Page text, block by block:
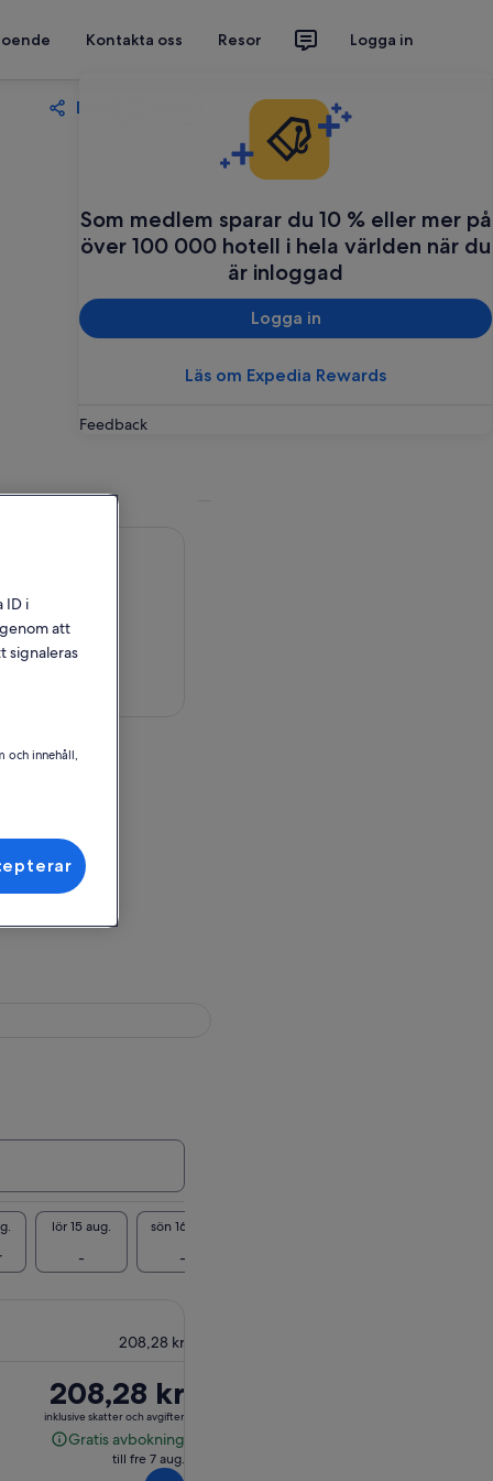
Kontakta oss Resor Logga in
Som medlem sparar du 10 % eller mer på
över 100 000 hotell i hela världen när du
är inloggad
Logga in
Läs om Expedia Rewards
Feedback
Dela
inlösen
lör 15 aug.
-
sön 16 aug.
-
208,28 kr
Priset
är
208,28 kr
208,28 kr
inklusive skatter och avgifter
Gratis avbokning
Gratis
till fre 7 aug.
ID i
att
signaleras
och innehåll,